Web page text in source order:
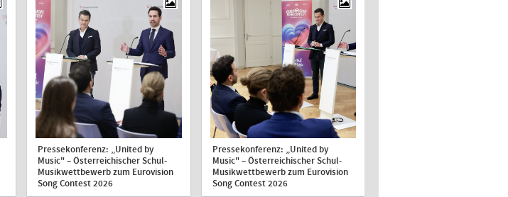
Pressekonferenz: „United by
Music" – Österreichischer Schul-
Musikwettbewerb zum Eurovision
Song Contest 2026
Pressekonferenz: „United by
Music" – Österreichischer Schul-
Musikwettbewerb zum Eurovision
Song Contest 2026